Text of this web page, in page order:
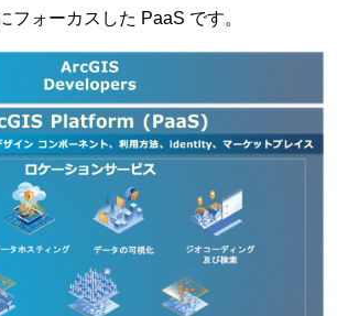
フォーカスした PaaS です。